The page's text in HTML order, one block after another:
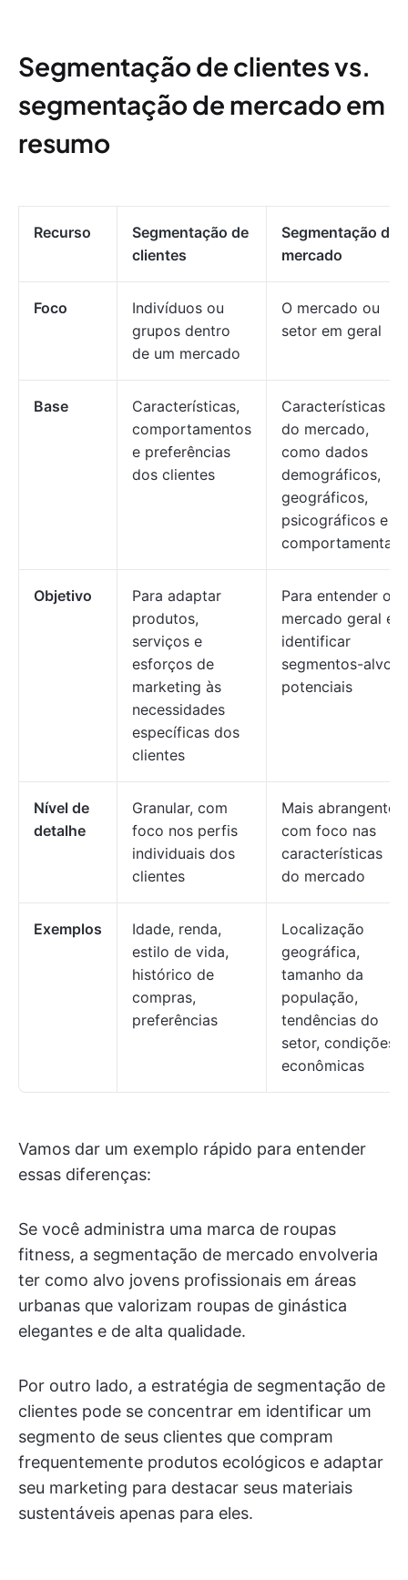
Segmentação de clientes vs.
segmentação de mercado em
resumo
Recurso
Segmentação de
clientes
Segmentação de
mercado
Foco
Indivíduos ou
grupos dentro
de um mercado
O mercado ou
setor em geral
Base
Características,
comportamentos
e preferências
dos clientes
Características
do mercado,
como dados
demográficos,
geográficos,
psicográficos e
comportamentais
Objetivo
Para adaptar
produtos,
serviços e
esforços de
marketing às
necessidades
específicas dos
clientes
Para entender o
mercado geral e
identificar
segmentos-alvo
potenciais
Nível de
detalhe
Granular, com
foco nos perfis
individuais dos
clientes
Mais abrangente,
com foco nas
características
do mercado
Exemplos
Idade, renda,
estilo de vida,
histórico de
compras,
preferências
Localização
geográfica,
tamanho da
população,
tendências do
setor, condições
econômicas
Vamos dar um exemplo rápido para entender
essas diferenças:
Se você administra uma marca de roupas
fitness, a segmentação de mercado envolveria
ter como alvo jovens profissionais em áreas
urbanas que valorizam roupas de ginástica
elegantes e de alta qualidade.
Por outro lado, a estratégia de segmentação de
clientes pode se concentrar em identificar um
segmento de seus clientes que compram
frequentemente produtos ecológicos e adaptar
seu marketing para destacar seus materiais
sustentáveis apenas para eles.